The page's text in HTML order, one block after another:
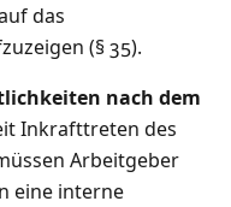
das
(§ 35).
nach dem
Inkrafttreten des
Arbeitgeber
eine interne